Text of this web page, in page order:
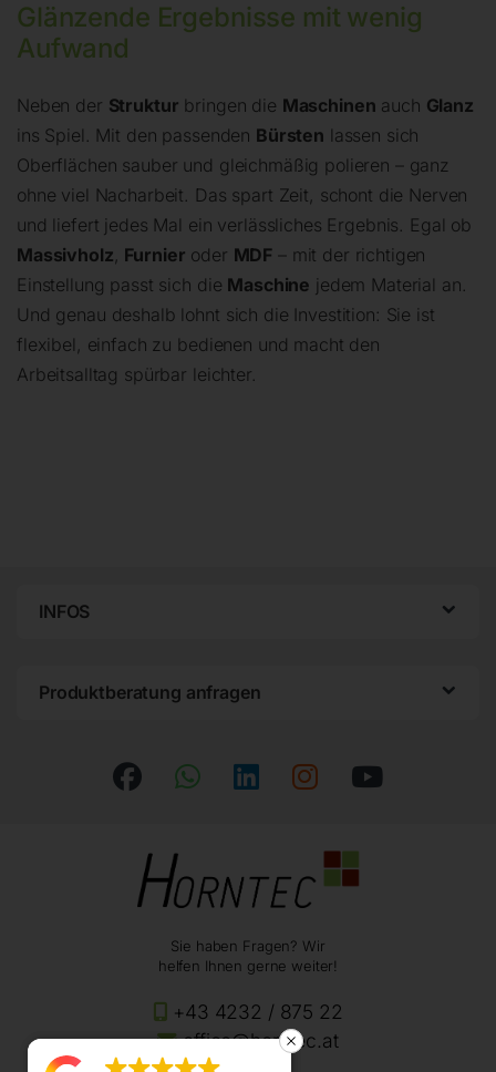
Glänzende Ergebnisse mit wenig
Aufwand
Neben der Struktur bringen die Maschinen auch Glanz
ins Spiel. Mit den passenden Bürsten lassen sich
Oberflächen sauber und gleichmäßig polieren – ganz
ohne viel Nacharbeit. Das spart Zeit, schont die Nerven
und liefert jedes Mal ein verlässliches Ergebnis. Egal ob
Massivholz, Furnier oder MDF – mit der richtigen
Einstellung passt sich die Maschine jedem Material an.
Und genau deshalb lohnt sich die Investition: Sie ist
flexibel, einfach zu bedienen und macht den
Arbeitsalltag spürbar leichter.
INFOS
Produktberatung anfragen
Sie haben Fragen? Wir
helfen Ihnen gerne weiter!
+43 4232 / 875 22
office@horntec.at